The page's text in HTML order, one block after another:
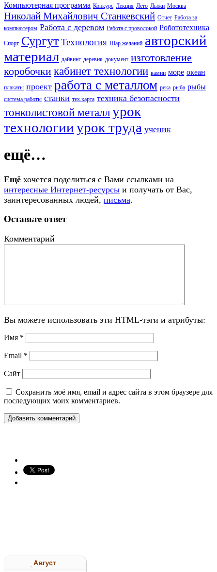
Компьютерная программа Конкурс Лекция Лето Лыжи Москва
Николай Михайлович Станкевский Отчет Работа за
компьютером Работа с деревом Работа с проволокой Робототехника
Спорт Сургут Технология Шар желаний авторский
материал дайвинг деревня документ изготовление
коробочки кабинет технологии камин море океан
плакаты проект работа с металлом река рыба рыбы
система работы станки тех.карта техника безопасности
тонколистовой металлурок
технологииурок труда ученик
ещё…
Ещё хочется поделиться с Вами ссылками на
интересные Интернет-ресурсы и получать от Вас,
заинтересованных людей, письма.
Оставьте ответ
Комментарий
Вы можете использовать эти HTML-тэги и атрибуты:
Имя *
Email *
Сайт
Сохранить моё имя, email и адрес сайта в этом браузере для
последующих моих комментариев.